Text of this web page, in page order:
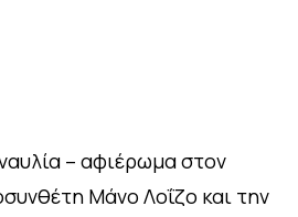
– αφιέρωμα στον
Μάνο Λοΐζο και την